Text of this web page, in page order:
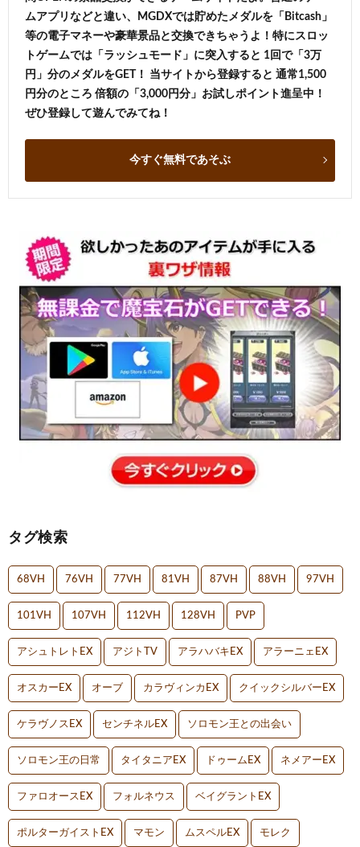
ムアプリなどと違い、MGDXでは貯めたメダルを「Bitcash」
等の電子マネーや豪華景品と交換できちゃうよ！特にスロッ
トゲームでは「ラッシュモード」に突入すると 1回で「3万
円」分のメダルをGET！ 当サイトから登録すると 通常1,500
円分のところ 倍額の「3,000円分」お試しポイント進呈中！
ぜひ登録して遊んでみてね！
今すぐ無料であそぶ
タグ検索
68VH 76VH 77VH 81VH 87VH 88VH 97VH
101VH 107VH 112VH 128VH PVP
アシュトレトEX アジトTV アラハバキEX アラーニェEX
オスカーEX オーブ カラヴィンカEX クイックシルバーEX
ケラヴノスEX センチネルEX ソロモン王との出会い
ソロモン王の日常 タイタニアEX ドゥームEX ネメアーEX
ファロオースEX フォルネウス ベイグラントEX
ポルターガイストEX マモン ムスペルEX モレク